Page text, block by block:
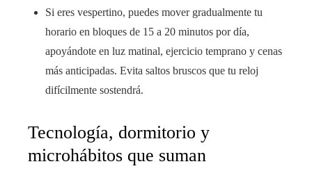
Si eres vespertino, puedes mover gradualmente tu
horario en bloques de 15 a 20 minutos por día,
apoyándote en luz matinal, ejercicio temprano y cenas
más anticipadas. Evita saltos bruscos que tu reloj
difícilmente sostendrá.
Tecnología, dormitorio y
microhábitos que suman